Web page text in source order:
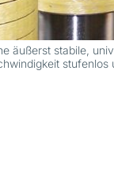
äußerst stabile,